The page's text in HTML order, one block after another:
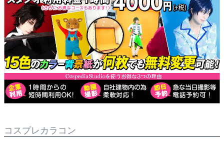
コスプレカラコン